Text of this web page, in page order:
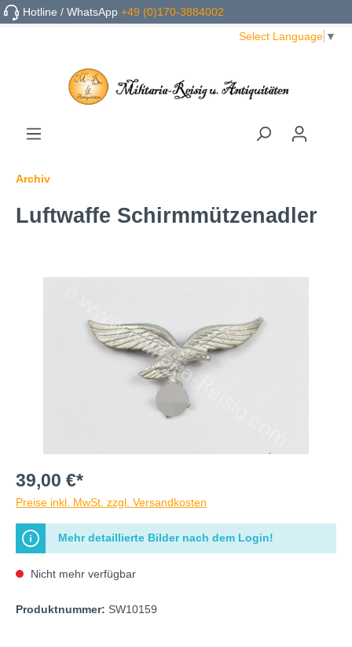
Hotline / WhatsApp+49 (0)170-3884002
Select Language ▼
Archiv
Luftwaffe Schirmmützenadler
39,00 €*
Preise inkl. MwSt. zzgl. Versandkosten
Mehr detaillierte Bilder nach dem Login!
Nicht mehr verfügbar
Produktnummer: SW10159